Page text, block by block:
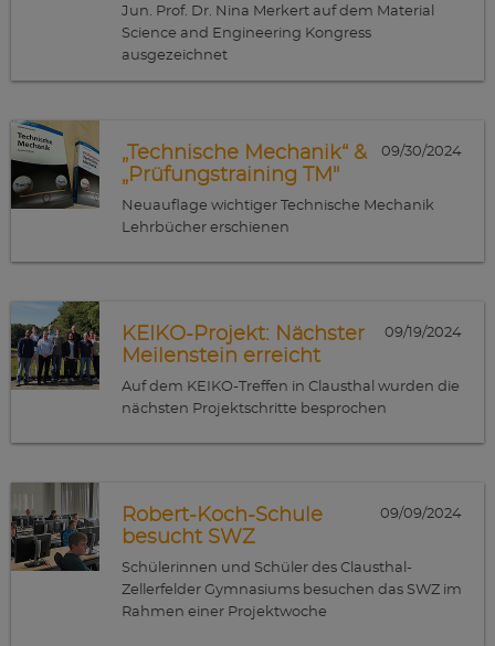
Jun. Prof. Dr. Nina Merkert auf dem Material
Science and Engineering Kongress
ausgezeichnet
09/30/2024
„Technische Mechanik“ &
„Prüfungstraining TM"
Neuauflage wichtiger Technische Mechanik
Lehrbücher erschienen
09/19/2024
KEIKO-Projekt: Nächster
Meilenstein erreicht
Auf dem KEIKO-Treffen in Clausthal wurden die
nächsten Projektschritte besprochen
09/09/2024
Robert-Koch-Schule
besucht SWZ
Schülerinnen und Schüler des Clausthal-
Zellerfelder Gymnasiums besuchen das SWZ im
Rahmen einer Projektwoche